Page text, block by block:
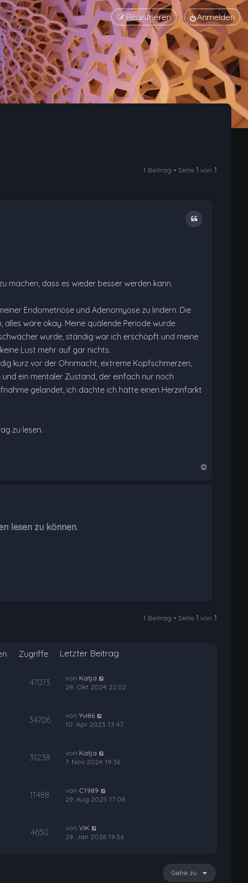
Anmelden
Registrieren
1 Beitrag • Seite1 von1
Zitat
machen, dass es wieder besser werden kann.
Endometriose und Adenomyose zu lindern. Die
wäre okay. Meine quälende Periode wurde
wurde, ständig war ich erschöpft und meine
Lust mehr auf gar nichts.
kurz vor der Ohnmacht, extreme Kopfschmerzen,
ein mentaler Zustand, der einfach nur noch
gelandet, ich dachte ich hätte einen Herzinfarkt
zu lesen.
lesen zu können.
1 Beitrag • Seite1 von1
Zugriffe Letzter Beitrag
47073 von Katja
28. Okt 2024 22:02
34706 vonYvi86
10. Apr 2023 13:47
31238 von Katja
7. Nov 2024 19:36
11488 von C1989
29. Aug 2025 17:08
4650 vonViK
29. Jan 2026 19:56
Gehe zu